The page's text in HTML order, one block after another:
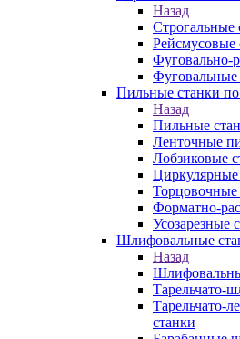
Назад
Строгальные
Рейсмусовые
Фуговально-
Фуговальные
Пильные станки по
Назад
Пильные
Ленточные
Лобзиковые
Форматно-
Усозарезные
Шлифовальные
Назад
Тарельчато-
Тарельчато-
станки